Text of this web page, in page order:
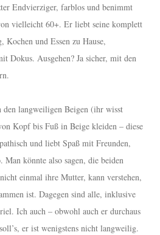
Endvierziger, farblos und benimmt
vielleicht 60+. Er liebt seine komplett
Kochen und Essen zu Hause,
Dokus. Ausgehen? Ja sicher, mit den
langweiligen Beigen (ihr wisst
Kopf bis Fuß in Beige kleiden – diese
und liebt Spaß mit Freunden,
Man könnte also sagen, die beiden
einmal ihre Mutter, kann verstehen,
ist. Dagegen sind alle, inklusive
Ich auch – obwohl auch er durchaus
er ist wenigstens nicht langweilig.